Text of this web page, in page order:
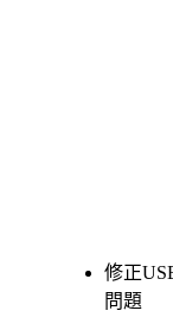
修正
問題